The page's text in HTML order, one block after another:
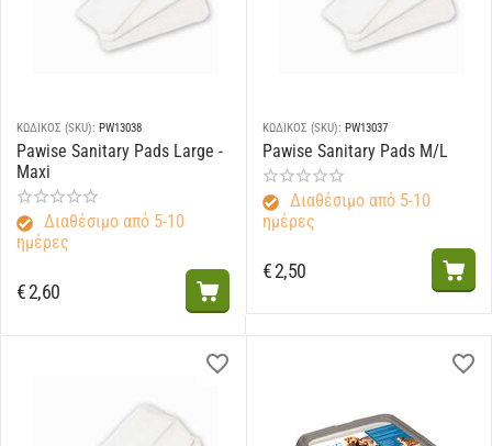
ΚΩΔΙΚΟΣ (SKU): PW13038
Pawise Sanitary Pads Large -
Maxi
Διαθέσιμο από 5-10
ημέρες
€2,60
ΚΩΔΙΚΟΣ (SKU): PW13037
Pawise Sanitary Pads M/L
Διαθέσιμο από 5-10
ημέρες
€2,50